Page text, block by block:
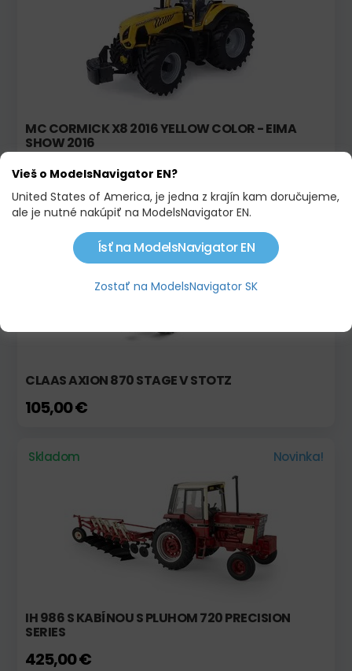
MC CORMICK X8 2016 YELLOW COLOR - EIMA
SHOW 2016
149,00 €130,00 €
Skladom Limitovaná edícia !
CLAAS AXION 870 STAGE V STOTZ
105,00 €
Skladom Novinka!
IH 986 S KABÍNOU S PLUHOM 720 PRECISION
SERIES
425,00 €
Vieš o ModelsNavigator EN?
United States of America, je jedna z krajín kam doručujeme,
ale je nutné nakúpiť na ModelsNavigator EN.
Ísť na ModelsNavigator EN
Zostať na ModelsNavigator SK